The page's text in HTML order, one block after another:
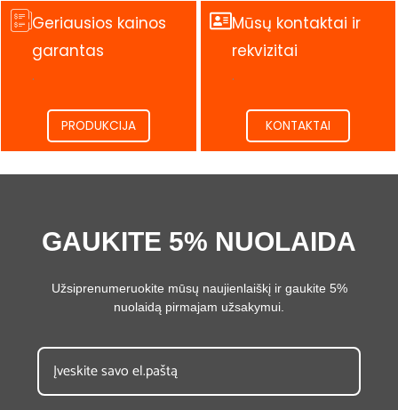
Geriausios kainos
garantas
.
PRODUKCIJA
Mūsų kontaktai ir
rekvizitai
.
KONTAKTAI
GAUKITE 5% NUOLAIDA
Užsiprenumeruokite mūsų naujienlaiškį ir gaukite 5%
nuolaidą pirmajam užsakymui.